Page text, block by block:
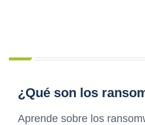
¿Qué son los
Aprende sobre los